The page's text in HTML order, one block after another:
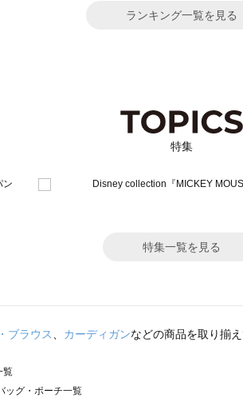
ランキング一覧を見る
特集
特集一覧を見る
ブラウス、 カーディガンなどの商品を取り揃え
覧
ッグ・ポーチ一覧